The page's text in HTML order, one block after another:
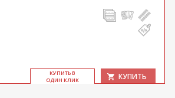
КУ­ПИТЬ В
ОДИН КЛИК
КУПИТЬ